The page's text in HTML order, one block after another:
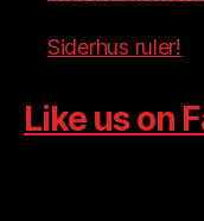
Siderhus ruler!
Like us on